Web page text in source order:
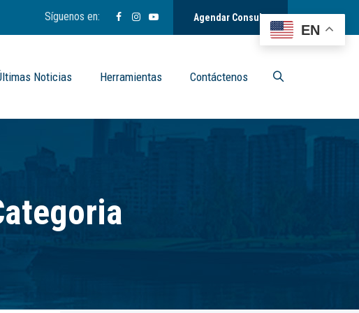
Síguenos en: Agendar Consulta
Noticias Herramientas Contáctenos
EN